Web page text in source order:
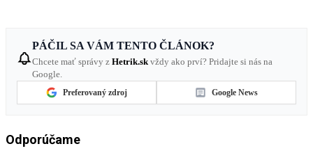
PÁČIL SA VÁM TENTO ČLÁNOK?
Chcete mať správy z Hetrik.skvždy ako prví? Pridajte si nás na
Google.
Preferovaný zdroj Google News
Odporúčame